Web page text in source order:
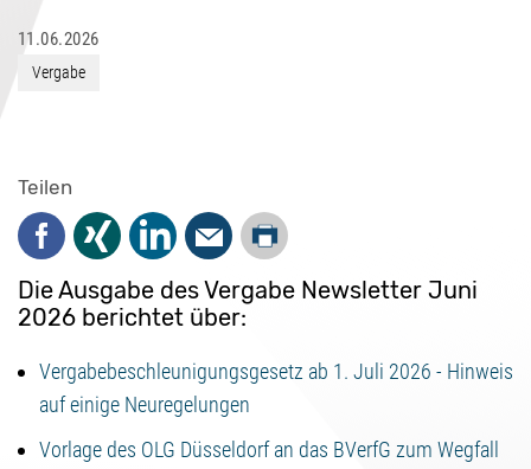
11.06.2026
Vergabe
Teilen
Facebook
Xing LinkedInMail Drucken
Die Ausgabe des Vergabe Newsletter Juni
2026 berichtet über:
Vergabebeschleunigungsgesetz ab 1. Juli 2026 - Hinweis
auf einige Neuregelungen
Vorlage des OLG Düsseldorf an das BVerfG zum Wegfall